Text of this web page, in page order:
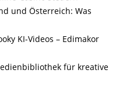
und Österreich: Was
KI-Videos – Edimakor
für kreative